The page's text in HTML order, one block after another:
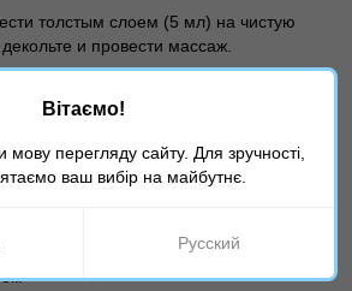
толстым слоем (5 мл) на чистую
и провести массаж.
40+
Вітаємо!
перегляду сайту. Для зручності,
ваш вибір на майбутнє.
Русский